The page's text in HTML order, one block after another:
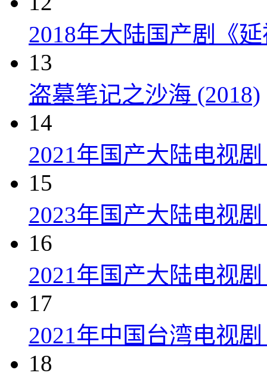
2018年大陆国产剧《
13
盗墓笔记之沙海 (2018)
14
2021年国产大陆电视
15
2023年国产大陆电视
16
2021年国产大陆电视
17
2021年中国台湾电视
18